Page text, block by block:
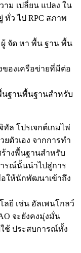
าม เปลี่ยน แปลง ใน
ทั่ว ไป RPC สภาพ
ผู้ จัด หา พื้น ฐาน พื้น
องเครือข่ายที่มีต่อ
นฐานพื้นฐานสําหรับ
ล โปรเจกต์เกมไพ่
ตัวเอง จากการทํา
ร้างพื้นฐานสําหรับ
รณ์นั้นนําไปสู่การ
อให้นักพัฒนาเข้าถึง
ลยี เช่น อัลเพนโกลว์
จะยังคงมุ่งมั่น
ช้ ประสบการณ์ทั้ง